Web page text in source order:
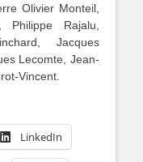
Olivier Monteil,
Philippe Rajalu,
Jacques
Lecomte, Jean-
Vincent.
LinkedIn